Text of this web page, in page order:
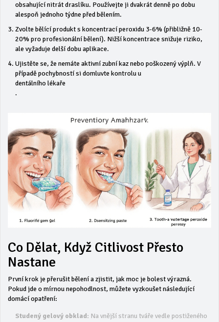
obsahující nitrát draslíku. Používejte ji dvakrát denně po dobu
alespoň jednoho týdne před bělením.
Zvolte bělící produkt s koncentrací peroxidu 3-6% (přibližně 10-
20% pro profesionální bělení). Nižší koncentrace snižuje riziko,
ale vyžaduje delší dobu aplikace.
Ujistěte se, že nemáte aktivní zubní kaz nebo poškozený výplň. V
případě pochybností si domluvte kontrolu u
dentálního lékaře
.
Co Dělat, Když Citlivost Přesto
Nastane
První krok je přerušit bělení a zjistit, jak moc je bolest výrazná.
Pokud jde o mírnou nepohodlnost, můžete vyzkoušet následující
domácí opatření:
Studený gelový obklad: Na vnější stranu tváře vedle postiženého